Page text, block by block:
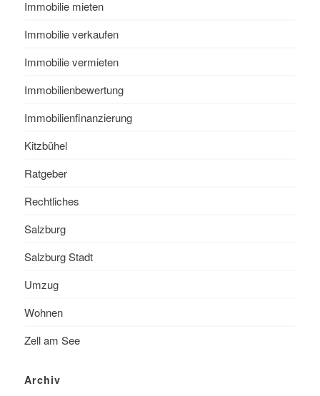
Immobilie mieten
Immobilie verkaufen
Immobilie vermieten
Immobilienbewertung
Immobilienfinanzierung
Kitzbühel
Ratgeber
Rechtliches
Salzburg
Salzburg Stadt
Umzug
Wohnen
Zell am See
Archiv